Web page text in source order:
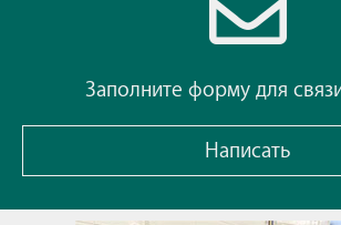
Заполните форму для
Написать